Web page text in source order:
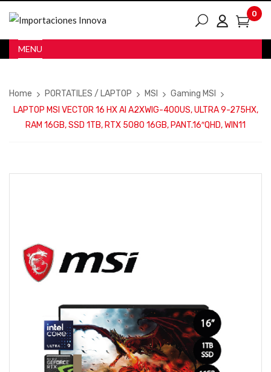
0
MENU
Home PORTATILES / LAPTOP MSI
Gaming MSI
LAPTOP MSI VECTOR 16 HX AI A2XWIG-400US, ULTRA 9-275HX,
RAM 16GB, SSD 1TB, RTX 5080 16GB, PANT.16″QHD, WIN11